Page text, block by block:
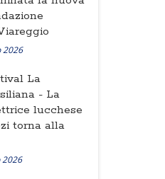
2026
La
- La
lucchese
torna alla
2026